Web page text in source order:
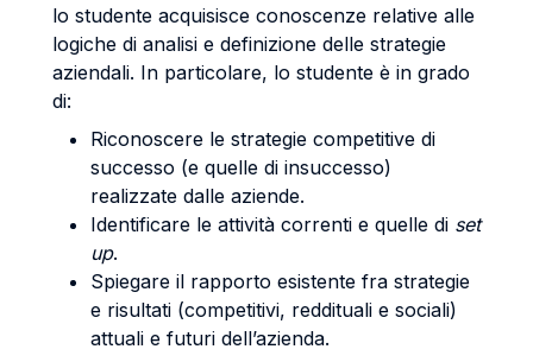
lo studente acquisisce conoscenze relative alle
logiche di analisi e definizione delle strategie
aziendali. In particolare, lo studente è in grado
di:
Riconoscere le strategie competitive di
successo (e quelle di insuccesso)
realizzate dalle aziende.
Identificare le attività correnti e quelle di set
up.
Spiegare il rapporto esistente fra strategie
e risultati (competitivi, reddituali e sociali)
attuali e futuri dell’azienda.